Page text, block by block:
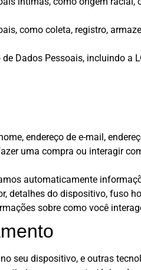
como coleta, registro,
Dados Pessoais, incluindo a
endereço de e-mail,
uma compra ou interagir
automaticamente
detalhes do dispositivo, fuso
sobre como você
seu dispositivo, e outras